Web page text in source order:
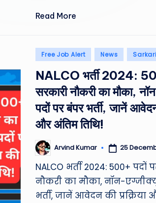
c
h
&
o
vi
e
Read More
Posted
Free Job Alert News
NALCO भर्ती 2024:
सरकारी नौकरी का मौका,
पदों पर बंपर भर्ती, जानें
और अंतिम तिथि!
Posted
by
Arvind Kumar 25
NALCO भर्ती 2024: 500+ पदों
नौकरी का मौका, नॉन-
भर्ती, जानें आवेदन की प्रक्रिया